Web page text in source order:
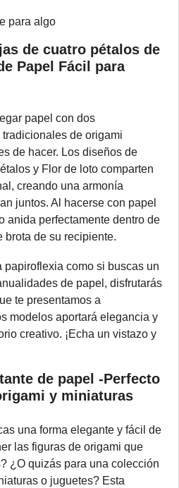
para algo
de cuatro pétalos de
Papel Fácil para
papel con dos
de origami
de hacer. Los diseños de
y Flor de loto comparten
creando una armonía
juntos. Al hacerse con papel
anida perfectamente dentro de
brota de su recipiente.
papiroflexia como si buscas un
de papel, disfrutarás
te presentamos a
modelos aportará elegancia y
creativo. ¡Echa un vistazo y
de papel -Perfecto
y miniaturas
una forma elegante y fácil de
las figuras de origami que
¿O quizás para una colección
o juguetes? Esta